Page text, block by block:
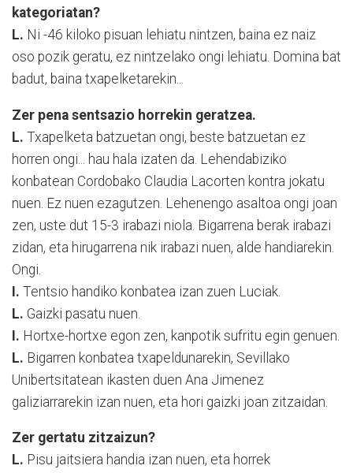
kategoriatan?
L. Ni -46 kiloko pisuan lehiatu nintzen, baina ez naiz
oso pozik geratu, ez nintzelako ongi lehiatu. Domina bat
badut, baina txapelketarekin...
Zer pena sentsazio horrekin geratzea.
L. Txapelketa batzuetan ongi, beste batzuetan ez
horren ongi... hau hala izaten da. Lehendabiziko
konbatean Cordobako Claudia Lacorten kontra jokatu
nuen. Ez nuen ezagutzen. Lehenengo asaltoa ongi joan
zen, uste dut 15-3 irabazi niola. Bigarrena berak irabazi
zidan, eta hirugarrena nik irabazi nuen, alde handiarekin.
Ongi.
I. Tentsio handiko konbatea izan zuen Luciak.
L. Gaizki pasatu nuen.
I. Hortxe-hortxe egon zen, kanpotik sufritu egin genuen.
L. Bigarren konbatea txapeldunarekin, Sevillako
Unibertsitatean ikasten duen Ana Jimenez
galiziarrarekin izan nuen, eta hori gaizki joan zitzaidan.
Zer gertatu zitzaizun?
L. Pisu jaitsiera handia izan nuen, eta horrek